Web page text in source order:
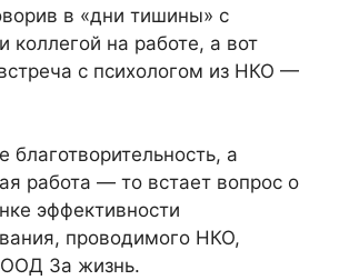
в «дни тишины» с
коллегой на работе, а вот
с психологом из НКО —
благотворительность, а
работа — то встает вопрос о
эффективности
проводимого НКО,
За жизнь.